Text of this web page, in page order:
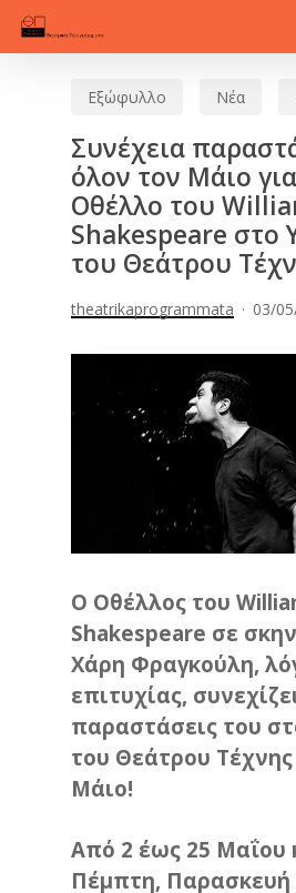
Skip
Εξώφυλλο Νέα
Συνέχεια
όλον τον Μάιο
Οθέλλο του
Shakespeare στο
του Θεάτρου
theatrikaprogrammata 03/
Ο Οθέλλος του
Shakespeare σε
Χάρη Φραγκούλη,
επιτυχίας,
παραστάσεις του
του Θεάτρου Τέχνης
Μάιο!
Από 2 έως 25 Μαΐου
Πέμπτη, Παρασκευή